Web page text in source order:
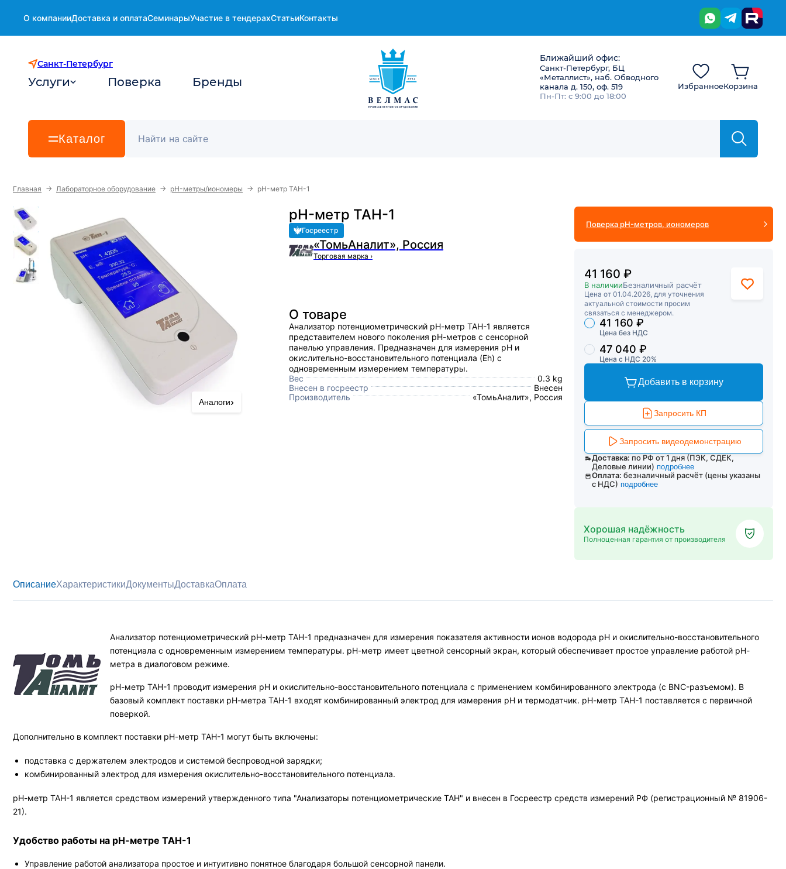
О компанииДоставка и оплатаСеминарыУчастие в тендерахСтатьиКонтакты
Санкт-Петербург
Услуги Поверка Бренды
Ближайший офис:
Санкт-Петербург, БЦ
«Металлист», наб. Обводного
канала д. 150, оф. 519
Пн-Пт: с 9:00 до 18:00
ИзбранноеКорзина
Каталог
Главная → Лабораторное оборудование → pH-метры/иономеры → pH-метр ТАН-1
pH-метр ТАН-1
Госреестр
«ТомьАналит», Россия
Торговая марка ›
Аналоги›
О товаре
Анализатор потенциометрический рН-метр ТАН-1 является
представителем нового поколения рН-метров с сенсорной
панелью управления. Предназначен для измерения рН и
окислительно-восстановительного потенциала (Eh) с
одновременным измерением температуры.
Вес
0.3 kg
Внесен в госреестр
Внесен
Производитель
«ТомьАналит», Россия
Поверка pH-метров, иономеров
41 160 ₽
В наличииБезналичный расчёт
Цена от 01.04.2026, для уточнения
актуальной стоимости просим
связаться с менеджером.
Торговые предложения
Цена без НДС
41 160 ₽
Цена с НДС 20%
47 040 ₽
Добавить в корзину
Запросить КП
Запросить видеодемонстрацию
Доставка: по РФ от 1 дня (ПЭК, СДЕК,
Деловые линии) подробнее
Оплата: безналичный расчёт (цены указаны
с НДС) подробнее
Хорошая надёжность
Полноценная гарантия от производителя
ОписаниеХарактеристикиДокументыДоставкаОплата
Анализатор потенциометрический рН-метр ТАН-1 предназначен для измерения показателя активности ионов водорода рН и окислительно-восстановительного
потенциала с одновременным измерением температуры. рН-метр имеет цветной сенсорный экран, который обеспечивает простое управление работой рН-
метра в диалоговом режиме.
рН-метр ТАН-1 проводит измерения рН и окислительно-восстановительного потенциала с применением комбинированного электрода (с BNC-разъемом). В
базовый комплект поставки рН-метра ТАН-1 входят комбинированный электрод для измерения рН и термодатчик. рН-метр ТАН-1 поставляется с первичной
поверкой.
Дополнительно в комплект поставки рН-метр ТАН-1 могут быть включены:
подставка с держателем электродов и системой беспроводной зарядки;
комбинированный электрод для измерения окислительно-восстановительного потенциала.
рН-метр ТАН-1 является средством измерений утвержденного типа "Анализаторы потенциометрические ТАН" и внесен в Госреестр средств измерений РФ (регистрационный № 81906-
21).
Удобство работы на рН-метре ТАН-1
Управление работой анализатора простое и интуитивно понятное благодаря большой сенсорной панели.